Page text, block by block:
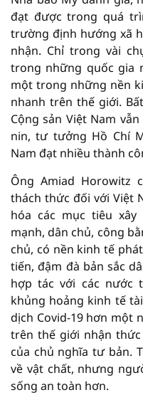
đạt được trong quá
trường định hướng xã
nhận. Chỉ trong vài
trong những quốc gia
một trong những nền
nhanh trên thế giới.
Cộng sản Việt Nam
nin, tư tưởng Hồ Chí
Nam đạt nhiều thành
Ông Amiad Horowitz
thách thức đối với Việt
hóa các mục tiêu
mạnh, dân chủ, công
chủ, có nền kinh tế
tiến, đậm đà bản sắc
hợp tác với các nước
khủng hoảng kinh tế
dịch Covid-19 hơn một
trên thế giới nhận
của chủ nghĩa tư bản.
về vật chất, nhưng
sống an toàn hơn.